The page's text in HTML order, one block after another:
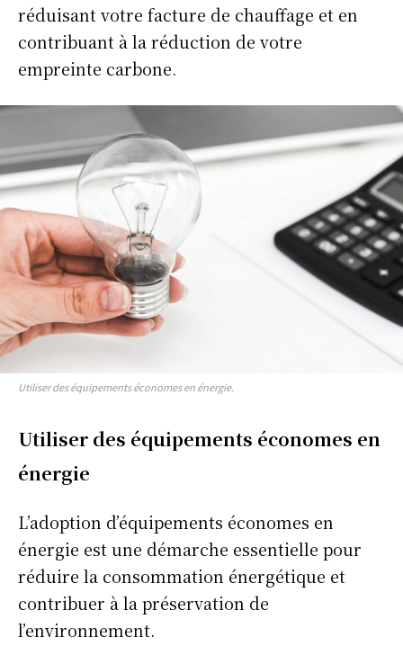
réduisant votre facture de chauffage et en
contribuant à la réduction de votre
empreinte carbone.
Utiliser des équipements économes en énergie.
Utiliser des équipements économes en
énergie
L’adoption d’équipements économes en
énergie est une démarche essentielle pour
réduire la consommation énergétique et
contribuer à la préservation de
l’environnement.